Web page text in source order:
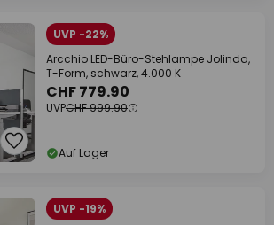
UVP -22%
Arcchio LED-Büro-Stehlampe Jolinda,
T-Form, schwarz, 4.000 K
CHF 779.90
UVPCHF 999.90
Auf Lager
UVP -19%